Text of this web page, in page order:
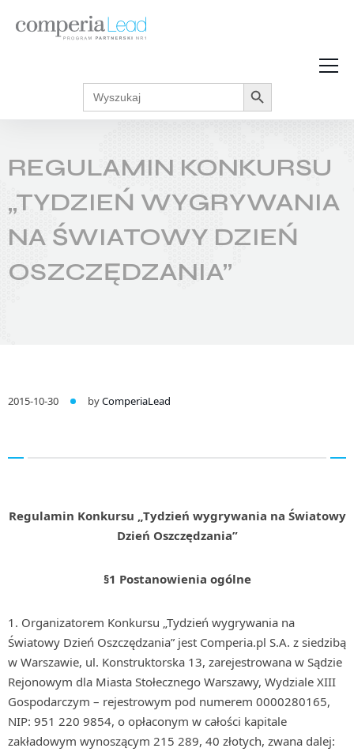
Strefa Wiedzy
Akcje promocyjne
Regulaminy
Search
for:
Search Button
REGULAMIN KONKURSU
„TYDZIEŃ WYGRYWANIA
NA ŚWIATOWY DZIEŃ
OSZCZĘDZANIA”
2015-10-30 byComperiaLead
Regulamin Konkursu „Tydzień wygrywania na Światowy
Dzień Oszczędzania”
§1 Postanowienia ogólne
Organizatorem Konkursu „Tydzień wygrywania na
Światowy Dzień Oszczędzania” jest Comperia.pl S.A. z siedzibą
w Warszawie, ul. Konstruktorska 13, zarejestrowana w Sądzie
Rejonowym dla Miasta Stołecznego Warszawy, Wydziale XIII
Gospodarczym – rejestrowym pod numerem 0000280165,
NIP: 951 220 9854, o opłaconym w całości kapitale
zakładowym wynoszącym 215 289, 40 złotych, zwana dalej: